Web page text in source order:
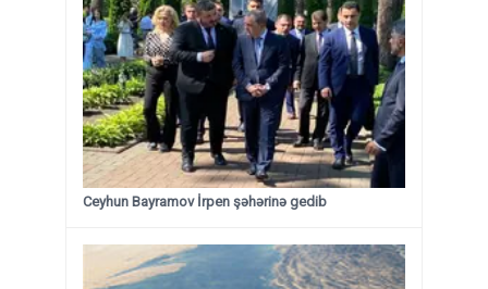
Ceyhun Bayramov İrpen şəhərinə gedib